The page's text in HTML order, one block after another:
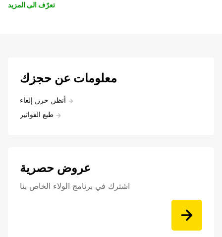
تعرّف الى المزيد
معلومات عن حجزك
أنظر, حرر, إلغاء
طبع الفواتير
عروض حصرية
اشترك في برنامج الولاء الخاص بنا